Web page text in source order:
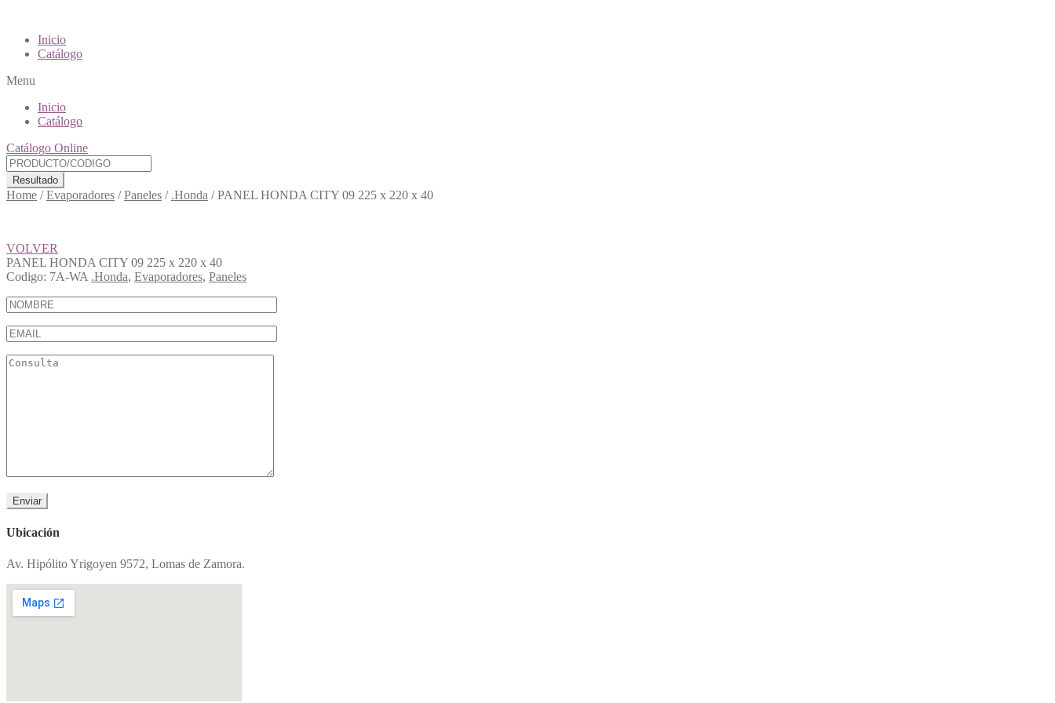
Inicio
Catálogo
Menu
Inicio
Catálogo
Catálogo Online
Resultado
Home /Evaporadores /Paneles / .Honda /PANEL HONDA CITY 09 225 x 220 x 40
VOLVER
PANEL HONDA CITY 09 225 x 220 x 40
Codigo: 7A-WA .Honda, Evaporadores, Paneles
Ubicación
Av. Hipólito Yrigoyen 9572, Lomas de Zamora.